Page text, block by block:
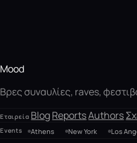
Mood
Βρες συναυλίες, raves,
Εταιρεία BlogReportsAuthors
Events Athens New York Los